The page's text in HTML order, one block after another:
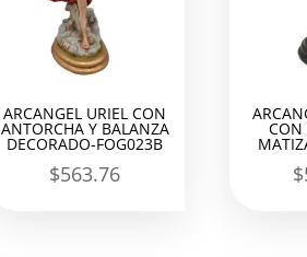
ARCANGEL URIEL CON
ANTORCHA Y BALANZA
DECORADO-FOG023B
$563.76
CON
$